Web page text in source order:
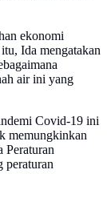
ekonomi
Ida mengatakan
air ini yang
Covid-19 ini
memungkinkan
Peraturan
peraturan